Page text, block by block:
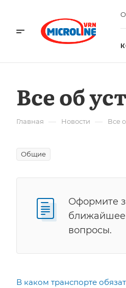
Все об
Главная — Новости — Все
Общие
Оформите
ближайшее
вопросы.
В каком транспорте